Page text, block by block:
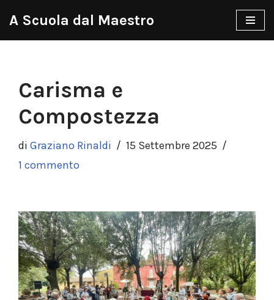
A Scuola dal Maestro
Carisma e
Compostezza
di Graziano Rinaldi
15 Settembre 2025
1 commento